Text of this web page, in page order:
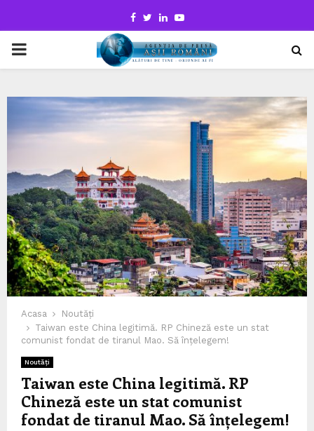
Facebook
TwitterLinkedinYoutube
PRIMARY
Acasa
Noutăți
Taiwan este China legitimă. RP Chineză este un stat
comunist fondat de tiranul Mao. Să înțelegem!
Noutăți
Taiwan este China legitimă. RP
Chineză este un stat comunist
fondat de tiranul Mao. Să înțelegem!